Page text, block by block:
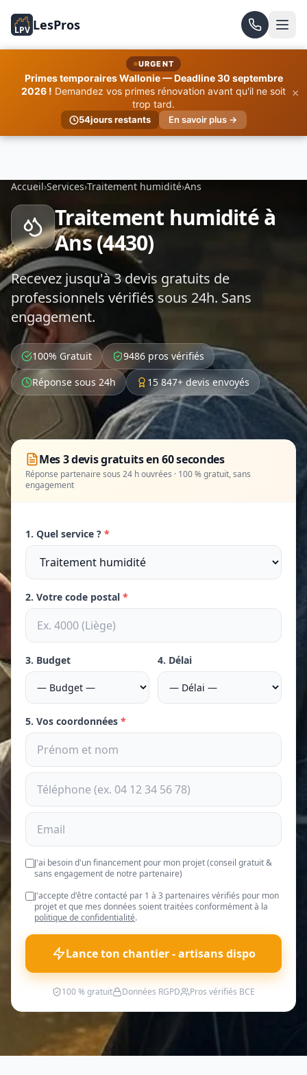
LPV LesPros
URGENT
Primes temporaires Wallonie — Deadline 30 septembre
2026 ! Demandez vos primes rénovation avant qu'il ne soit
trop tard.
54jours restants En savoir plus →
×
Accueil›Services›Traitement humidité›Ans
Traitement humidité à
Ans (4430)
Recevez jusqu'à 3 devis gratuits de
professionnels vérifiés sous 24h. Sans
engagement.
100% Gratuit
9486 pros vérifiés
Réponse sous 24h
15 847+ devis envoyés
Mes 3 devis gratuits en 60 secondes
Réponse partenaire sous 24 h ouvrées · 100 % gratuit, sans
engagement
1. Quel service ? *
2. Votre code postal *
3. Budget 4. Délai
5. Vos coordonnées *
J'ai besoin d'un financement pour mon projet (conseil gratuit &
sans engagement de notre partenaire)
J'accepte d'être contacté par 1 à 3 partenaires vérifiés pour mon
projet et que mes données soient traitées conformément à la
politique de confidentialité.
Lance ton chantier - artisans dispo
100 % gratuit Données RGPD Pros vérifiés BCE